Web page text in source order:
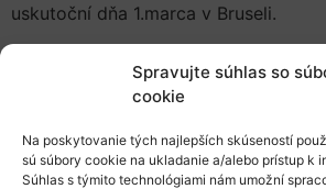
Spravujte súhlas so
cookie
Na poskytovanie tých najlepších skúseností
sú súbory cookie na ukladanie a/alebo prístup k
Súhlas s týmito technológiami nám umožní
uskutoční dňa 1.marca v Bruseli.
Cieľom podujatia je prediskutovať
a inovácií(Industrial Infrastructures
Innovation)